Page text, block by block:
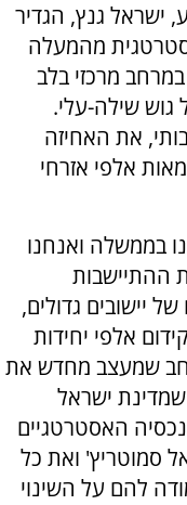
ישראל גנץ, הגדיר
מהמעלה
מרכזי בלב
גוש שילה-עלי.
את האחיזה
אלפי אזרחי
בממשלה ואנחנו
ההתיישבות
יישובים גדולים,
אלפי יחידות
שמעצב מחדש את
שמדינת ישראל
האסטרטגיים
סמוטריץ' ואת כל
להם על השינוי